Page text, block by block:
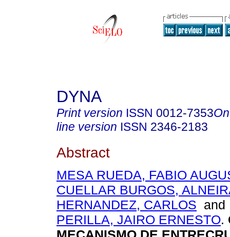
DYNA
Print version ISSN 0012-7353
line version ISSN 2346-2183
Abstract
MESA RUEDA, FABIO
CUELLAR BURGOS,
HERNANDEZ, CARLOS
PERILLA, JAIRO ERNESTO.